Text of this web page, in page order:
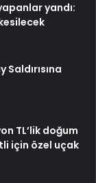
yandı:
TL’lik doğum
için özel uçak